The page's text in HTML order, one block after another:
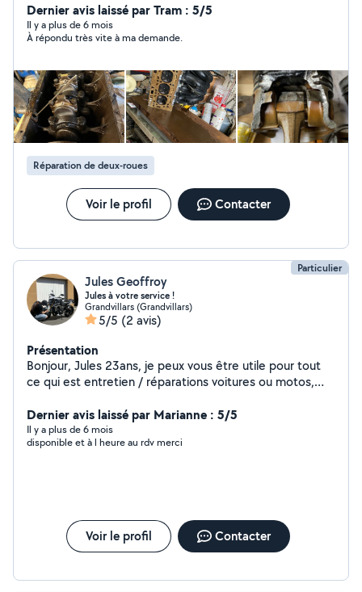
Dernier avis laissé par Tram : 5/5
Il y a plus de 6 mois
À répondu très vite à ma demande.
Réparation de deux-roues
Voir le profil Contacter
Particulier
Jules Geoffroy
Jules à votre service !
Grandvillars (Grandvillars)
5/5 (2 avis)
Présentation
Bonjour, Jules 23ans, je peux vous être utile pour tout
ce qui est entretien / réparations voitures ou motos,
Dernier avis laissé par Marianne : 5/5
Il y a plus de 6 mois
disponible et à l heure au rdv merci
Voir le profil Contacter